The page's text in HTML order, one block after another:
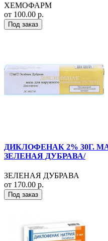
ХЕМОФАРМ
от 100.00 р.
Под заказ
ДИКЛОФЕНАК 2% 30Г.
ЗЕЛЕНАЯ ДУБРАВА/
ЗЕЛЕНАЯ ДУБРАВА
от 170.00 р.
Под заказ